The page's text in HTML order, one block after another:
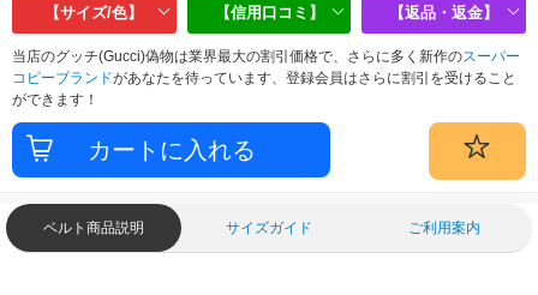
【サイズ/色】 【信用口コミ】 【返品・返金】
当店のグッチ(Gucci)偽物は業界最大の割引価格で、さらに多く新作のスーパー
コピーブランドがあなたを待っています、登録会員はさらに割引を受けること
ができます！
ベルト商品説明 サイズガイド ご利用案内